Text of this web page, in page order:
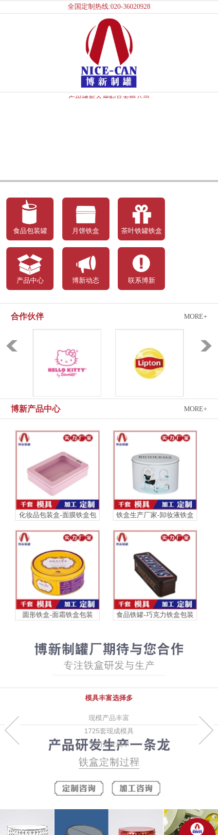
全国定制热线:020-36020928
广州博新金属制品有限公司
食品包装罐 月饼铁盒 茶叶铁罐铁盒
产品中心 博新动态 联系博新
MORE+
合作伙伴
hello kitty
MORE+
博新产品中心
化妆品包装盒-面膜铁盒包
铁盒生产厂家-卸妆液铁盒
圆形铁盒-面霜铁盒包装 食品铁罐-巧克力铁盒包装
模具丰富选择多
现模产品丰富
1725套现成模具
节约开发成本